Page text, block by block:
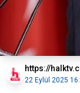
https://
22 Eylül 2025